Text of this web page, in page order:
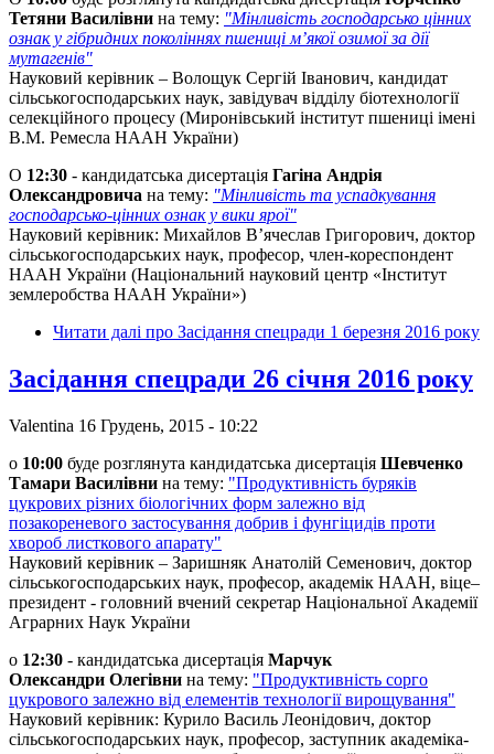
Тетяни Василівни на тему: "Мінливість господарсько цінних
ознак у гібридних поколіннях пшениці м’якої озимої за дії
мутагенів"
Науковий керівник – Волощук Сергій Іванович, кандидат
сільськогосподарських наук, завідувач відділу біотехнології
селекційного процесу (Миронівський інститут пшениці імені
В.М. Ремесла НААН України)
О 12:30 - кандидатська дисертація Гагіна Андрія
Олександровича на тему: "Мінливість та успадкування
господарсько-цінних ознак у вики ярої"
Науковий керівник: Михайлов В’ячеслав Григорович, доктор
сільськогосподарських наук, професор, член-кореспондент
НААН України (Національний науковий центр «Інститут
землеробства НААН України»)
Читати далі про Засідання спецради 1 березня 2016 року
Засідання спецради 26 січня 2016 року
Valentina 16 Грудень, 2015 - 10:22
о 10:00 буде розглянута кандидатська дисертація Шевченко
Тамари Василівни на тему: "Продуктивність буряків
цукрових різних біологічних форм залежно від
позакореневого застосування добрив і фунгіцидів проти
хвороб листкового апарату"
Науковий керівник – Заришняк Анатолій Семенович, доктор
сільськогосподарських наук, професор, академік НААН, віце–
президент - головний вчений секретар Національної Академії
Аграрних Наук України
о 12:30 - кандидатська дисертація Марчук
Олександри Олегівни на тему: "Продуктивність сорго
цукрового залежно від елементів технології вирощування"
Науковий керівник: Курило Василь Леонідович, доктор
сільськогосподарських наук, професор, заступник академіка-